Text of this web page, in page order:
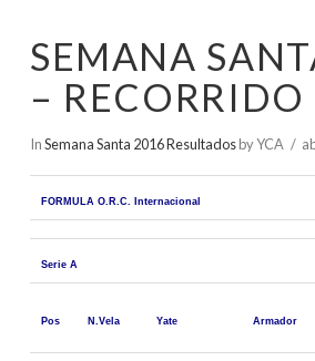
ESCUELA
CLUB
SEMANA
– RECORRIDO
InSemana Santa 2016 Resultadosby YCA
FORMULA O.R.C. Internacional
Serie A
Pos N.Vela Yate Armador